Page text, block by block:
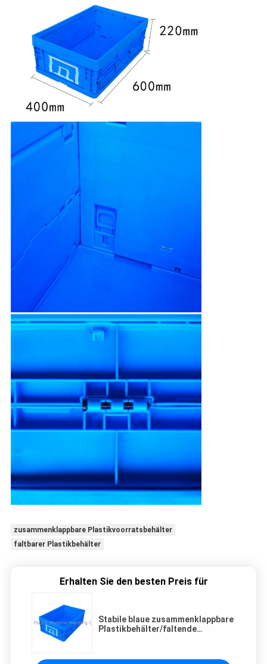
zusammenklappbare Plastikvoorratsbehälter
faltbarer Plastikbehälter
Erhalten Sie den besten Preis für
Stabile blaue zusammenklappbare
Plastikbehälter/faltende